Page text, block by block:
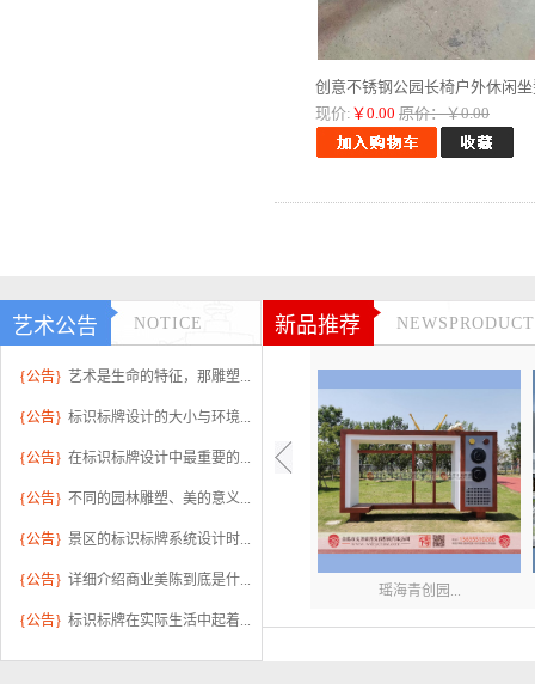
创意不锈钢公园长椅户外休闲坐
现价: ￥0.00 原价：￥0.00
艺术公告 NOTICE
{公告} 艺术是生命的特征，那雕塑...
{公告} 标识标牌设计的大小与环境...
{公告} 在标识标牌设计中最重要的...
{公告} 不同的园林雕塑、美的意义...
{公告} 景区的标识标牌系统设计时...
{公告} 详细介绍商业美陈到底是什...
{公告} 标识标牌在实际生活中起着...
新品推荐 NEWSPRODUCT
瑶海青创园...